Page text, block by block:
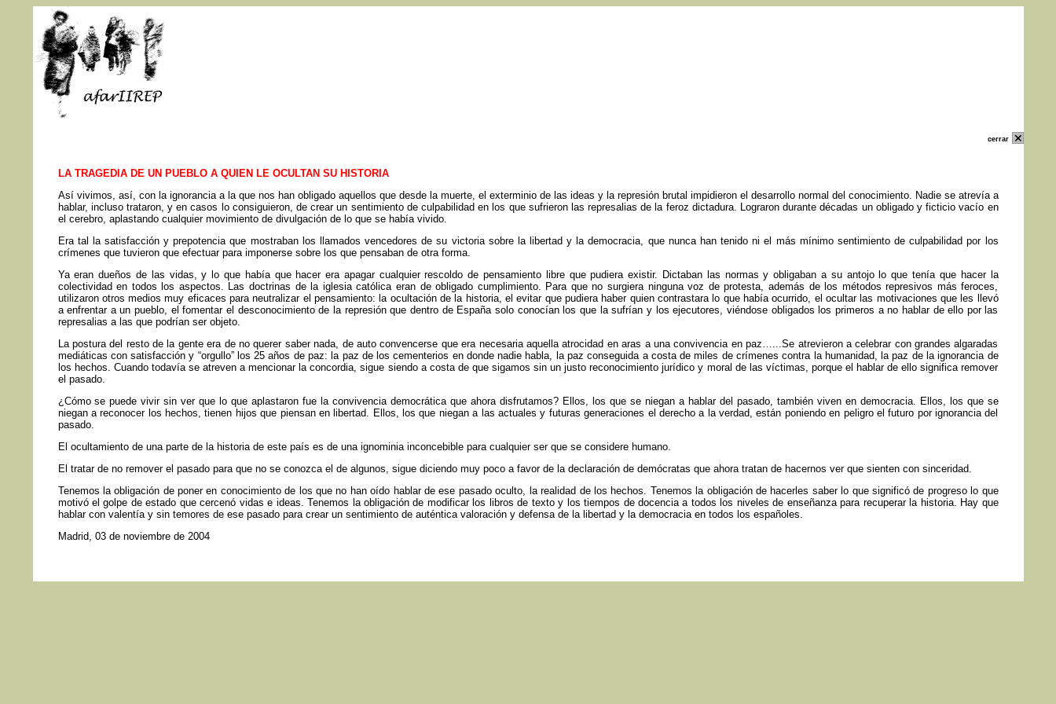
cerrar
LA TRAGEDIA DE UN PUEBLO A QUIEN LE OCULTAN SU HISTORIA
Así vivimos, así, con la ignorancia a la que nos han obligado aquellos que desde la muerte, el exterminio de las ideas y la represión brutal impidieron el desarrollo normal del conocimiento. Nadie se atrevía a
hablar, incluso trataron, y en casos lo consiguieron, de crear un sentimiento de culpabilidad en los que sufrieron las represalias de la feroz dictadura. Lograron durante décadas un obligado y ficticio vacío en
el cerebro, aplastando cualquier movimiento de divulgación de lo que se había vivido.
Era tal la satisfacción y prepotencia que mostraban los llamados vencedores de su victoria sobre la libertad y la democracia, que nunca han tenido ni el más mínimo sentimiento de culpabilidad por los
crímenes que tuvieron que efectuar para imponerse sobre los que pensaban de otra forma.
Ya eran dueños de las vidas, y lo que había que hacer era apagar cualquier rescoldo de pensamiento libre que pudiera existir. Dictaban las normas y obligaban a su antojo lo que tenía que hacer la
colectividad en todos los aspectos. Las doctrinas de la iglesia católica eran de obligado cumplimiento. Para que no surgiera ninguna voz de protesta, además de los métodos represivos más feroces,
utilizaron otros medios muy eficaces para neutralizar el pensamiento: la ocultación de la historia, el evitar que pudiera haber quien contrastara lo que había ocurrido, el ocultar las motivaciones que les llevó
a enfrentar a un pueblo, el fomentar el desconocimiento de la represión que dentro de España solo conocían los que la sufrían y los ejecutores, viéndose obligados los primeros a no hablar de ello por las
represalias a las que podrían ser objeto.
La postura del resto de la gente era de no querer saber nada, de auto convencerse que era necesaria aquella atrocidad en aras a una convivencia en paz…...Se atrevieron a celebrar con grandes algaradas
mediáticas con satisfacción y “orgullo” los 25 años de paz: la paz de los cementerios en donde nadie habla, la paz conseguida a costa de miles de crímenes contra la humanidad, la paz de la ignorancia de
los hechos. Cuando todavía se atreven a mencionar la concordia, sigue siendo a costa de que sigamos sin un justo reconocimiento jurídico y moral de las víctimas, porque el hablar de ello significa remover
el pasado.
¿Cómo se puede vivir sin ver que lo que aplastaron fue la convivencia democrática que ahora disfrutamos? Ellos, los que se niegan a hablar del pasado, también viven en democracia. Ellos, los que se
niegan a reconocer los hechos, tienen hijos que piensan en libertad. Ellos, los que niegan a las actuales y futuras generaciones el derecho a la verdad, están poniendo en peligro el futuro por ignorancia del
pasado.
El ocultamiento de una parte de la historia de este país es de una ignominia inconcebible para cualquier ser que se considere humano.
El tratar de no remover el pasado para que no se conozca el de algunos, sigue diciendo muy poco a favor de la declaración de demócratas que ahora tratan de hacernos ver que sienten con sinceridad.
Tenemos la obligación de poner en conocimiento de los que no han oído hablar de ese pasado oculto, la realidad de los hechos. Tenemos la obligación de hacerles saber lo que significó de progreso lo que
motivó el golpe de estado que cercenó vidas e ideas. Tenemos la obligación de modificar los libros de texto y los tiempos de docencia a todos los niveles de enseñanza para recuperar la historia. Hay que
hablar con valentía y sin temores de ese pasado para crear un sentimiento de auténtica valoración y defensa de la libertad y la democracia en todos los españoles.
Madrid, 03 de noviembre de 2004